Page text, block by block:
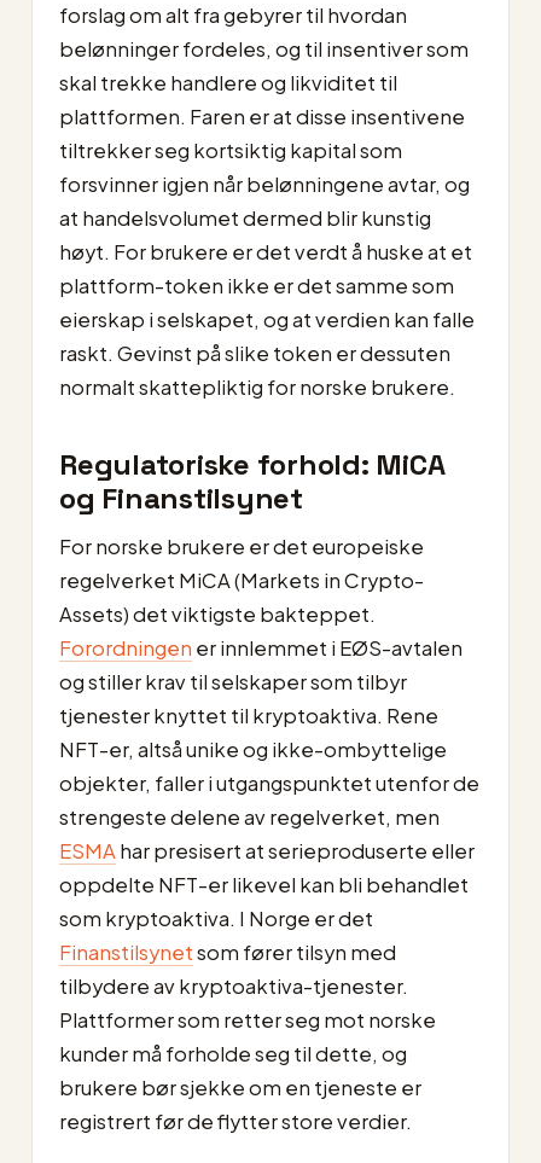
forslag om alt fra gebyrer til hvordan
belønninger fordeles, og til insentiver som
skal trekke handlere og likviditet til
plattformen. Faren er at disse insentivene
tiltrekker seg kortsiktig kapital som
forsvinner igjen når belønningene avtar, og
at handelsvolumet dermed blir kunstig
høyt. For brukere er det verdt å huske at et
plattform-token ikke er det samme som
eierskap i selskapet, og at verdien kan falle
raskt. Gevinst på slike token er dessuten
normalt skattepliktig for norske brukere.
Regulatoriske forhold: MiCA
og Finanstilsynet
For norske brukere er det europeiske
regelverket MiCA (Markets in Crypto-
Assets) det viktigste bakteppet.
Forordningen er innlemmet i EØS-avtalen
og stiller krav til selskaper som tilbyr
tjenester knyttet til kryptoaktiva. Rene
NFT-er, altså unike og ikke-ombyttelige
objekter, faller i utgangspunktet utenfor de
strengeste delene av regelverket, men
ESMA har presisert at serieproduserte eller
oppdelte NFT-er likevel kan bli behandlet
som kryptoaktiva. I Norge er det
Finanstilsynetsom fører tilsyn med
tilbydere av kryptoaktiva-tjenester.
Plattformer som retter seg mot norske
kunder må forholde seg til dette, og
brukere bør sjekke om en tjeneste er
registrert før de flytter store verdier.